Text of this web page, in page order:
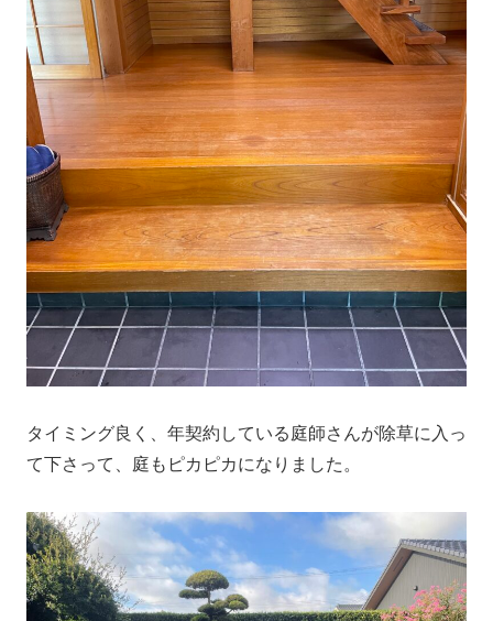
タイミング良く、年契約している庭師さんが除草に入っ
て下さって、庭もピカピカになりました。